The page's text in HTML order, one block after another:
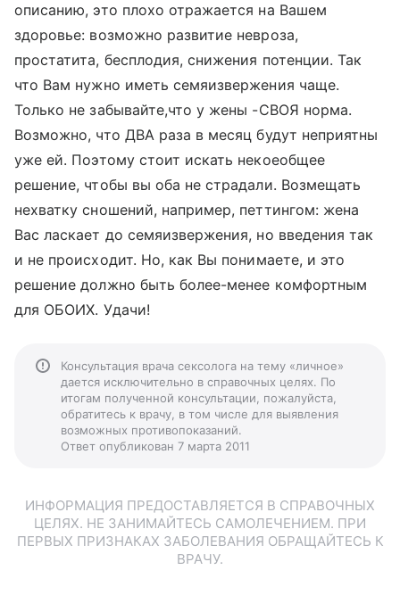
описанию, это плохо отражается на Вашем
здоровье: возможно развитие невроза,
простатита, бесплодия, снижения потенции. Так
что Вам нужно иметь семяизвержения чаще.
Только не забывайте,что у жены -СВОЯ норма.
Возможно, что ДВА раза в месяц будут неприятны
уже ей. Поэтому стоит искать некоеобщее
решение, чтобы вы оба не страдали. Возмещать
нехватку сношений, например, петтингом: жена
Вас ласкает до семяизвержения, но введения так
и не происходит. Но, как Вы понимаете, и это
решение должно быть более-менее комфортным
для ОБОИХ. Удачи!
Консультация врача сексолога на тему «личное»
дается исключительно в справочных целях. По
итогам полученной консультации, пожалуйста,
обратитесь к врачу, в том числе для выявления
возможных противопоказаний.
Ответ опубликован 7 марта 2011
ИНФОРМАЦИЯ ПРЕДОСТАВЛЯЕТСЯ В СПРАВОЧНЫХ
ЦЕЛЯХ. НЕ ЗАНИМАЙТЕСЬ САМОЛЕЧЕНИЕМ. ПРИ
ПЕРВЫХ ПРИЗНАКАХ ЗАБОЛЕВАНИЯ ОБРАЩАЙТЕСЬ К
ВРАЧУ.